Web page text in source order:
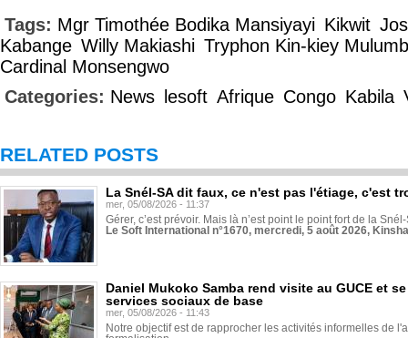
Tags: Mgr Timothée Bodika Mansiyayi Kikwit
Kabange Willy Makiashi Tryphon Kin-kiey
Cardinal Monsengwo
Categories: News lesoft Afrique Congo Kabila
RELATED POSTS
La Snél-SA dit faux, ce n'est pas l'étiage, c'est
mer, 05/08/2026 - 11:37
Gérer, c’est prévoir. Mais là n’est point le point fort de la
Le Soft International n°1670, mercredi, 5 août 2026,
Daniel Mukoko Samba rend visite au GUCE et
services sociaux de base
mer, 05/08/2026 - 11:43
Notre objectif est de rapprocher les activités informelles de